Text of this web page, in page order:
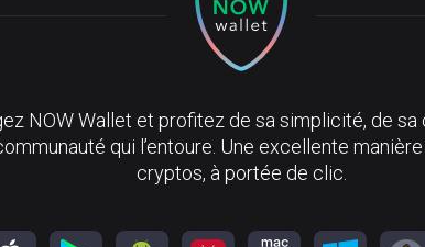
NOW Wallet et profitez de sa simplicité, de
qui l’entoure. Une excellente
cryptos, à portée de clic.